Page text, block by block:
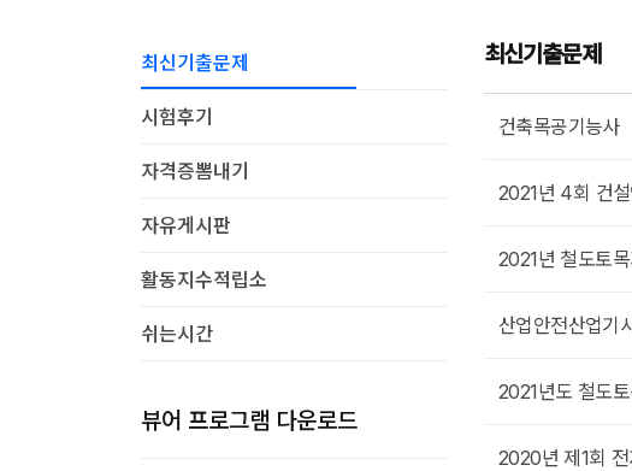
최신기출문제
시험후기
자격증뽐내기
자유게시판
활동지수적립소
쉬는시간
뷰어 프로그램 다운로드
최신기출문제
건축목공기능사
건축목공기능사 어떻게 취득하나요
2021년 4회 건
2021년 4회 건설안전기사 필기 기출문제입니다. 저도 여기서 기출문제다운받고합격했습니다. 감사합니다.
2021년 철도토
2021년도 철도토목기사 실기 문제와 풀이 입니다. 기억으로 만들어져 문제의 문구나 숫자에 오류가 있습니다. 답 또한 틀릴 수 있다는 가정을 하고 보세요.
5년 전
산업안전산업기
안녕하세요 이번 2021년 7월13-16일 접수하는 산업안전산업기사 시험보려고 자료 다운받고 했는데, 공유하려 올려드립니다.; 과년도 보통 10년정도 5-6번 보면 합격한다 하더라구요. 혹시 몰라 13년정도 올려드립니다. 학생용 교사용 같이 모아놨기때문에 편하신대로 보시면 되구요 밑에 추천 버튼 눌러주시면 감사하겠습니다. 추천!!
2021년도 철도
2021년 철도토목기사 필기 입니다. 측량학, 응용역학은 그림이 많아 사진으로 만들었습니다. 나머진 pdf프로그램에서 편집가능합니다.
2020년 제1회
2020년 제1회 전자계산기제어산업기사 필기 기출문제 입니다. 열심히 공부해서 합격하세요~